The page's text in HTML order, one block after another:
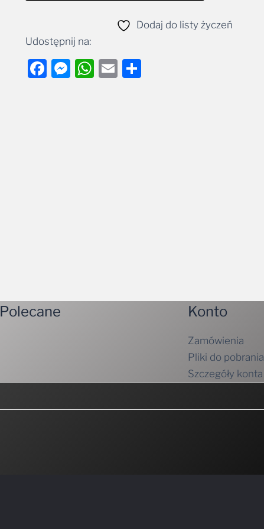
Dodaj do listy życzeń
Udostępnij na:
Facebook
Messenger
WhatsApp
EmailShare
Polecane Konto
Zamówienia
Pliki do pobrania
Szczegóły konta